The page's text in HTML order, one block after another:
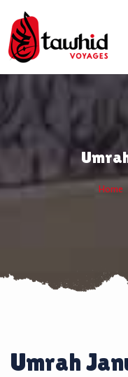
Home
Umrah